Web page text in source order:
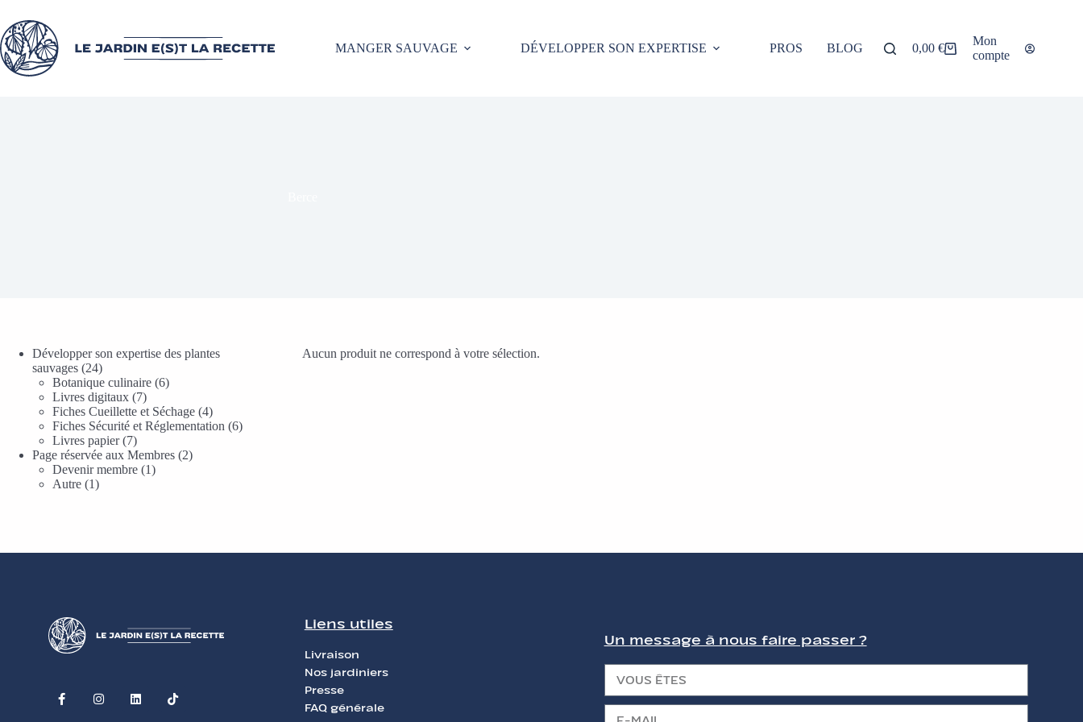
MANGER SAUVAGE DÉVELOPPER SON EXPERTISE PROS BLOG À PROPOS
0,00 €
Mon
compte
Aucun produit ne correspond à votre sélection.
Développer son expertise des plantes
sauvages 24
Botanique culinaire 6
Livres digitaux 7
Fiches Cueillette et Séchage 4
Fiches Sécurité et Réglementation 6
Livres papier 7
Page réservée aux Membres 2
Devenir membre 1
Autre 1
Liens utiles
Livraison
Nos jardiniers
Presse
FAQ générale
Un message à nous faire passer ?